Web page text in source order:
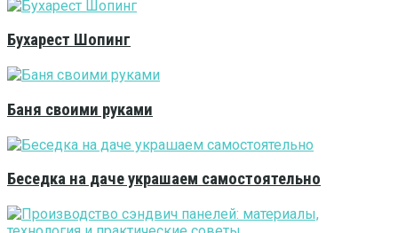
Бухарест Шопинг
Баня своими руками
Беседка на даче украшаем самостоятельно